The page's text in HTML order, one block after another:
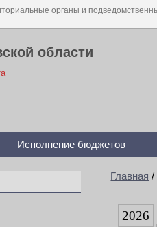
области
Исполнение бюджетов
Главная /
2026